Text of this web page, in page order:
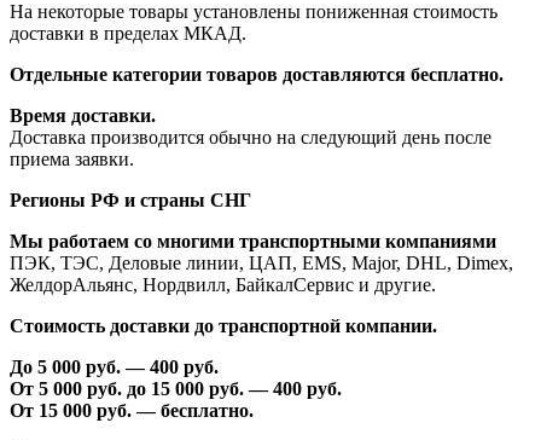
На некоторые товары установлены пониженная стоимость
доставки в пределах МКАД.
Отдельные категории товаров доставляются бесплатно.
Время доставки.
Доставка производится обычно на следующий день после
приема заявки.
Регионы РФ и страны СНГ
Мы работаем со многими транспортными компаниями
ПЭК, ТЭС, Деловые линии, ЦАП, EMS, Major, DHL, Dimex,
ЖелдорАльянс, Нордвилл, БайкалСервис и другие.
Стоимость доставки до транспортной компании.
До 5 000 руб. —400 руб.
От 5 000 руб. до 15 000 руб. —400 руб.
От 15 000 руб. — бесплатно.